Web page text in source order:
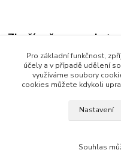
Zboží zařazeno v
Dámské oblečení
Tepláky, kalhoty, 3/
Pro základní funkčnost,
účely a v případě udělení
využíváme soubory
cookies můžete kdykoli
Nastavení
Souhlas